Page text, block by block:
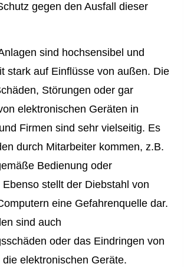
gegen den Ausfall dieser
sind hochsensibel und
stark auf Einflüsse von außen. Die
Störungen oder gar
elektronischen Geräten in
Firmen sind sehr vielseitig. Es
durch Mitarbeiter kommen, z.B.
Bedienung oder
stellt der Diebstahl von
eine Gefahrenquelle dar.
sind auch
oder das Eindringen von
elektronischen Geräte.